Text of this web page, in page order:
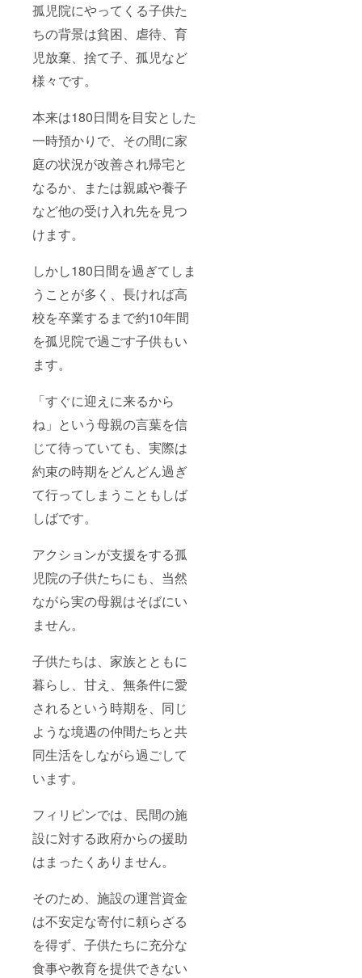
孤児院にやってくる子供た
ちの背景は貧困、虐待、育
児放棄、捨て子、孤児など
様々です。
本来は180日間を目安とした
一時預かりで、その間に家
庭の状況が改善され帰宅と
なるか、または親戚や養子
など他の受け入れ先を見つ
けます。
しかし180日間を過ぎてしま
うことが多く、長ければ高
校を卒業するまで約10年間
を孤児院で過ごす子供もい
ます。
「すぐに迎えに来るから
ね」という母親の言葉を信
じて待っていても、実際は
約束の時期をどんどん過ぎ
て行ってしまうこともしば
しばです。
アクションが支援をする孤
児院の子供たちにも、当然
ながら実の母親はそばにい
ません。
子供たちは、家族とともに
暮らし、甘え、無条件に愛
されるという時期を、同じ
ような境遇の仲間たちと共
同生活をしながら過ごして
います。
フィリピンでは、民間の施
設に対する政府からの援助
はまったくありません。
そのため、施設の運営資金
は不安定な寄付に頼らざる
を得ず、子供たちに充分な
食事や教育を提供できない